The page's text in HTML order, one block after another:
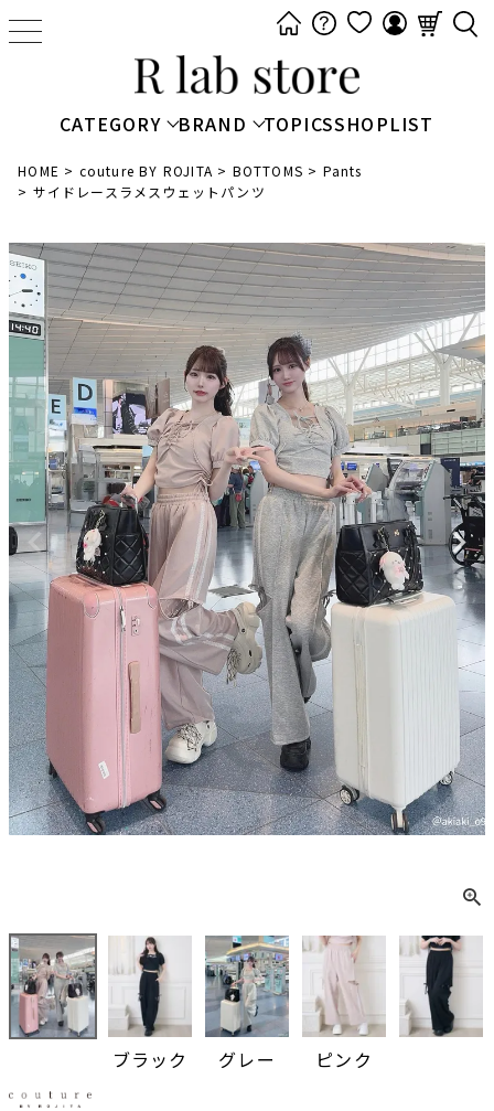
t
e
n
v
i
g
a
i
o
n
CATEGORY BRAND TOPICSSHOPLIST
HOME couture BY ROJITA BOTTOMS
Pants
サイドレースラメスウェットパンツ
ブラック グレー ピンク